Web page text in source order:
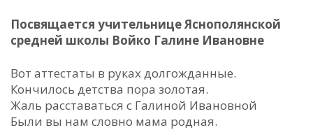
Посвящается учительнице Яснополянской
средней школы Войко Галине Ивановне
Вот аттестаты в руках долгожданные.
Кончилось детства пора золотая.
Жаль расставаться с Галиной Ивановной
Были вы нам словно мама родная.